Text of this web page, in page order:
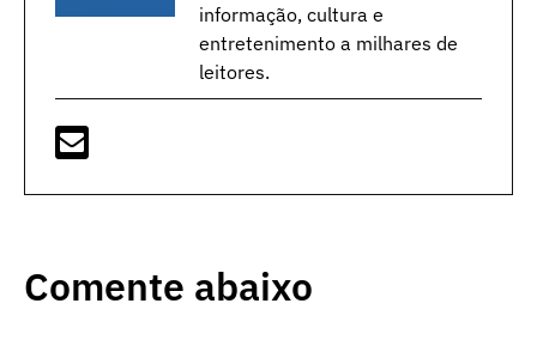
informação, cultura e
entretenimento a milhares de
leitores.
Comente abaixo